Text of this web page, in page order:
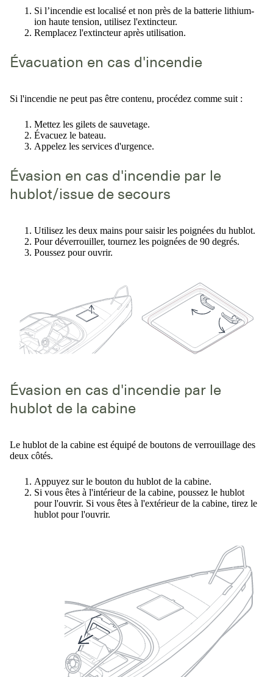
Si l’incendie est localisé et non près de la batterie lithium-
ion haute tension, utilisez l'extincteur.
Remplacez l'extincteur après utilisation.
Évacuation en cas d'incendie
Si l'incendie ne peut pas être contenu, procédez comme suit :
Mettez les gilets de sauvetage.
Évacuez le bateau.
Appelez les services d'urgence.
Évasion en cas d'incendie par le
hublot/issue de secours
Utilisez les deux mains pour saisir les poignées du hublot.
Pour déverrouiller, tournez les poignées de 90 degrés.
Poussez pour ouvrir.
Évasion en cas d'incendie par le
hublot de la cabine
Le hublot de la cabine est équipé de boutons de verrouillage des
deux côtés.
Appuyez sur le bouton du hublot de la cabine.
Si vous êtes à l'intérieur de la cabine, poussez le hublot
pour l'ouvrir. Si vous êtes à l'extérieur de la cabine, tirez le
hublot pour l'ouvrir.